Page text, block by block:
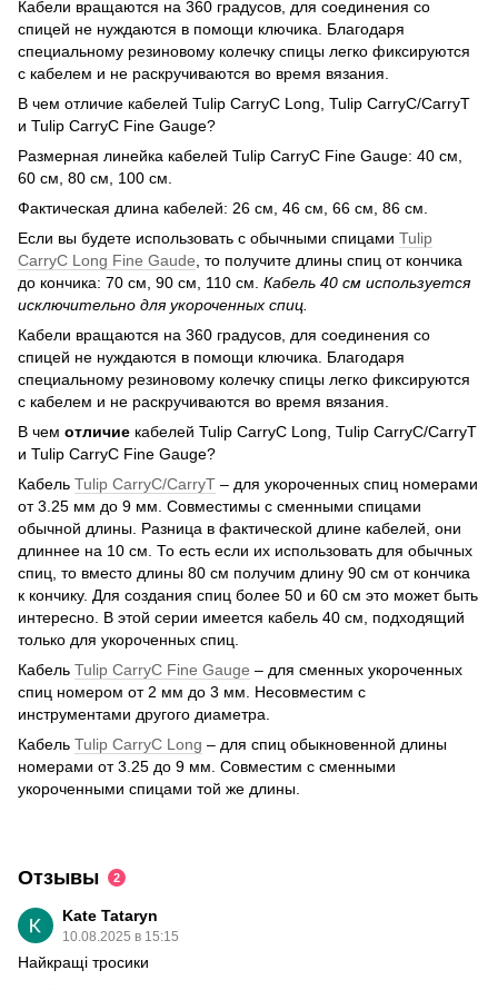
Кабели вращаются на 360 градусов, для соединения со
спицей не нуждаются в помощи ключика. Благодаря
специальному резиновому колечку спицы легко фиксируются
с кабелем и не раскручиваются во время вязания.
В чем отличие кабелей Tulip CarryC Long, Tulip CarryC/CarryT
и Tulip CarryC Fine Gauge?
Размерная линейка кабелей Tulip CarryC Fine Gauge: 40 см,
60 см, 80 см, 100 см.
Фактическая длина кабелей: 26 см, 46 см, 66 см, 86 см.
Если вы будете использовать с обычными спицами Tulip
CarryC Long Fine Gaude , то получите длины спиц от кончика
до кончика: 70 см, 90 см, 110 см. Кабель 40 см используется
исключительно для укороченных спиц.
Кабели вращаются на 360 градусов, для соединения со
спицей не нуждаются в помощи ключика. Благодаря
специальному резиновому колечку спицы легко фиксируются
с кабелем и не раскручиваются во время вязания.
В чем отличие кабелей Tulip CarryC Long, Tulip CarryC/CarryT
и Tulip CarryC Fine Gauge?
Кабель Tulip CarryC/CarryT – для укороченных спиц номерами
от 3.25 мм до 9 мм. Совместимы с сменными спицами
обычной длины. Разница в фактической длине кабелей, они
длиннее на 10 см. То есть если их использовать для обычных
спиц, то вместо длины 80 см получим длину 90 см от кончика
к кончику. Для создания спиц более 50 и 60 см это может быть
интересно. В этой серии имеется кабель 40 см, подходящий
только для укороченных спиц.
Кабель Tulip CarryC Fine Gauge – для сменных укороченных
спиц номером от 2 мм до 3 мм. Несовместим с
инструментами другого диаметра.
Кабель Tulip CarryC Long – для спиц обыкновенной длины
номерами от 3.25 до 9 мм. Совместим с сменными
укороченными спицами той же длины.
Отзывы 2
Kate Tataryn
10.08.2025 в 15:15
Найкращі тросики